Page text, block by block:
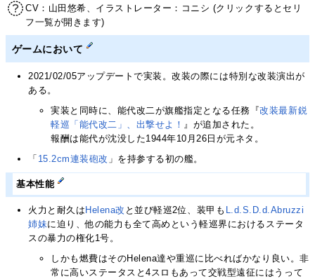
CV：山田悠希、イラストレーター：コニシ (クリックするとセリ
フ一覧が開きます)
ゲームにおいて
2021/02/05アップデートで実装。改装の際には特別な改装演出が
ある。
実装と同時に、能代改二が旗艦指定となる任務『改装最新鋭
軽巡「能代改二」、出撃せよ！ 』が追加された。
報酬は能代が沈没した1944年10月26日が元ネタ。
「 15.2cm連装砲改 」を持参する初の艦。
基本性能
火力と耐久は Helena改 と並び軽巡2位、装甲も L.d.S.D.d.Abruzzi
姉妹に迫り、他の能力も全て高めという軽巡界におけるステータ
スの暴力の権化1号。
しかも燃費はそのHelena達や重巡に比べればかなり良い。非
常に高いステータスと4スロもあって交戦型遠征にはうって